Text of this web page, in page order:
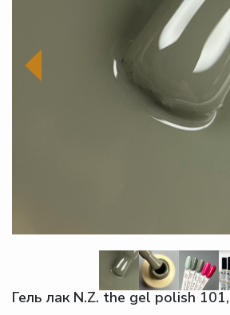
Гель лак N.Z. the gel polish